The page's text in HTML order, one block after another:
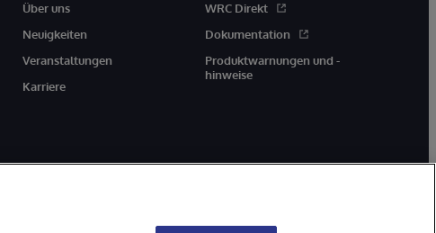
Über uns
Neuigkeiten
Veranstaltungen
Karriere
WRC Direkt
Dokumentation
Produktwarnungen und -
hinweise